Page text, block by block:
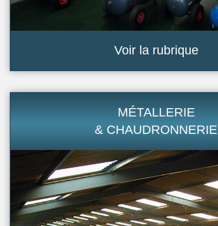
Voir la rubrique
MÉTALLERIE
& CHAUDRONNERIE